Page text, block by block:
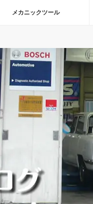
メカニックツール